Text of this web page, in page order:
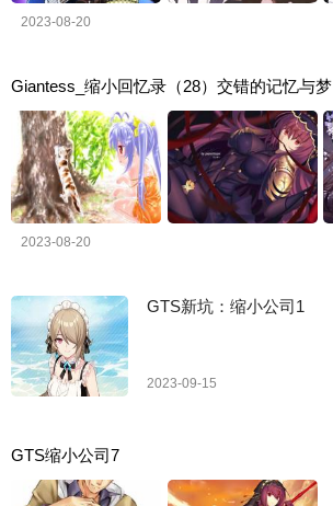
2023-08-20
Giantess_缩小回忆录（28）交错的记忆与梦
2023-08-20
GTS新坑：缩小公司1
2023-09-15
GTS缩小公司7